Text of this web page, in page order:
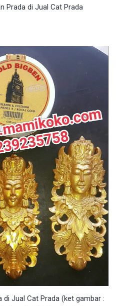
Prada di Jual Cat Prada
di Jual Cat Prada (ket gambar :